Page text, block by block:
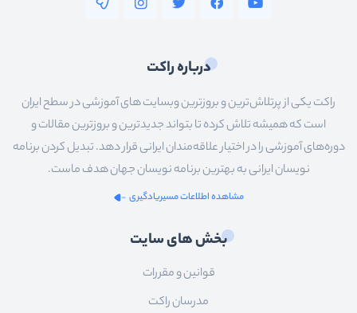
درباره راکت
راکت یکی از پرتلاش‌ترین و بروزترین وبسایت های آموزشی در سطح ایران
است که همیشه تلاش کرده تا بتواند جدیدترین و بروزترین مقالات و
دوره‌های آموزشی را در اختیار علاقه‌مندان ایرانی قرار دهد. تبدیل کردن برنامه
نویسان ایرانی به بهترین برنامه نویسان جهان هدف ماست.
مشاهده اطلاعات مسیریادگیری
بخش های سایت
قوانین و مقررات
مدرسان راکت